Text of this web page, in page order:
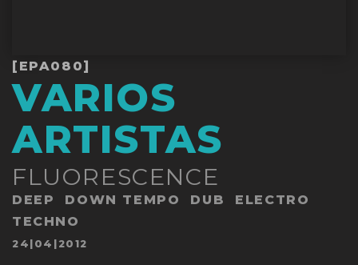
[EPA080]
VARIOS
ARTISTAS
FLUORESCENCE
DEEP DOWN TEMPO DUB
ELECTRO
TECHNO
Publicado
24|04|2012